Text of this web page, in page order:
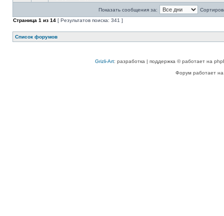
Показать сообщения за:
Страница 1 из 14 [ Результатов поиска: 341 ]
Список форумов
Grizli-Art: разработка | поддержка © работает на
Форум работает